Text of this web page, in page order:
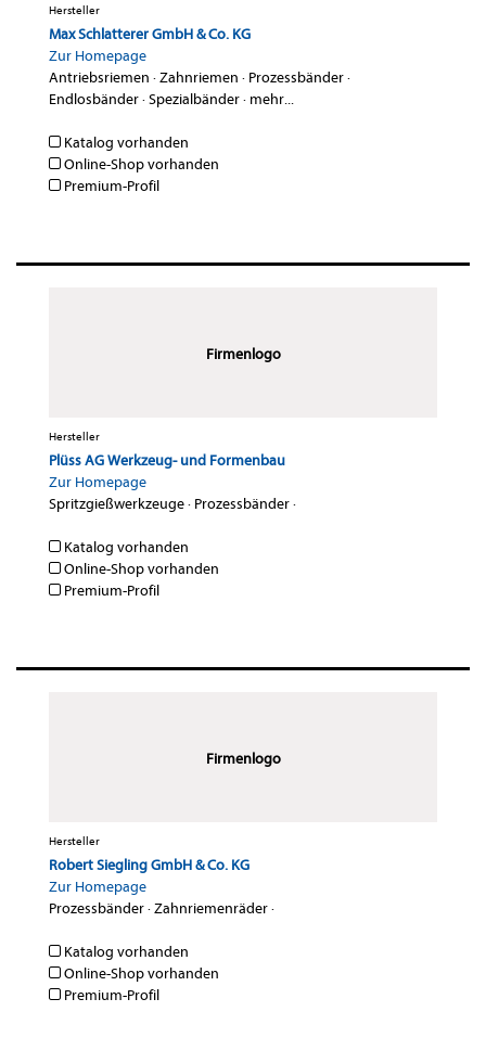
Hersteller
Max Schlatterer GmbH & Co. KG
Zur Homepage
Antriebsriemen ·Zahnriemen · Prozessbänder·
Endlosbänder·Spezialbänder· mehr...
Katalog vorhanden
Online-Shop vorhanden
Premium-Profil
Firmenlogo
Hersteller
Plüss AG Werkzeug- und Formenbau
Zur Homepage
Spritzgießwerkzeuge· Prozessbänder·
Katalog vorhanden
Online-Shop vorhanden
Premium-Profil
Firmenlogo
Hersteller
Robert Siegling GmbH & Co. KG
Zur Homepage
Prozessbänder·Zahnriemenräder·
Katalog vorhanden
Online-Shop vorhanden
Premium-Profil